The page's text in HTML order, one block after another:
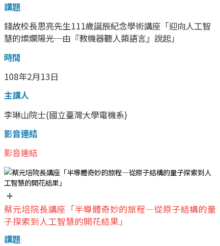
講題
錢故校長思亮先生111歲誕辰紀念學術講座「迎向人工智
慧的燦爛陽光─由『教機器聽人類語言』說起」
時間
108年2月13日
主講人
李琳山院士(國立臺灣大學電機系)
影音連結
影音連結
+
蔡元培院長講座「半導體奇妙的旅程—從原子結構的量
子探索到人工智慧的開花結果」
講題